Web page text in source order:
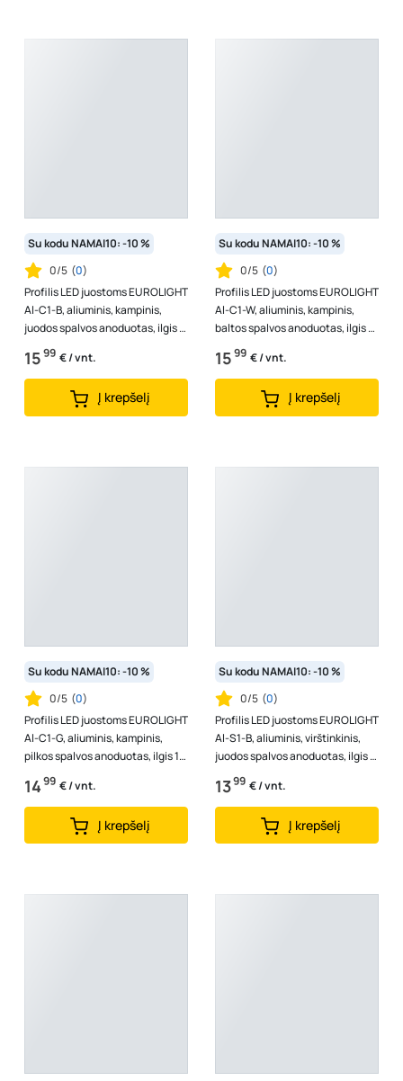
Su kodu NAMAI10: -10 %
0/5 (0)
Profilis LED juostoms EUROLIGHT
Al-C1-B, aliuminis, kampinis,
juodos spalvos anoduotas, ilgis 1
m, komplekte matinis dan...
1599 € / vnt.
Į krepšelį
Su kodu NAMAI10: -10 %
0/5 (0)
Profilis LED juostoms EUROLIGHT
Al-C1-W, aliuminis, kampinis,
baltos spalvos anoduotas, ilgis 1
m, komplekte matinis dan...
1599 € / vnt.
Į krepšelį
Su kodu NAMAI10: -10 %
0/5 (0)
Profilis LED juostoms EUROLIGHT
Al-C1-G, aliuminis, kampinis,
pilkos spalvos anoduotas, ilgis 1
m, komplekte matinis dan...
1499 € / vnt.
Į krepšelį
Su kodu NAMAI10: -10 %
0/5 (0)
Profilis LED juostoms EUROLIGHT
Al-S1-B, aliuminis, virštinkinis,
juodos spalvos anoduotas, ilgis 1
m, komplekte matini...
1399 € / vnt.
Į krepšelį